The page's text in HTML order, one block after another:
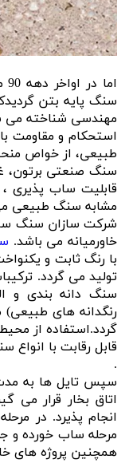
سنگ پایه بتن
مهندسی شناخته می
استحکام و مقاومت
طبیعی، از خواص
قابلیت ساب پذیری ،
مشابه سنگ طبیعی
شرکت سازان سنگ
خاورمیانه می باشد.
با رنگ ثابت و
سنگ دانه بندی و
رنگدانه های
گردد.استفاده از
قابل رقابت با
.
اتاق بخار قرار می
مرحله ساب خورده و
همچنین پروژه های